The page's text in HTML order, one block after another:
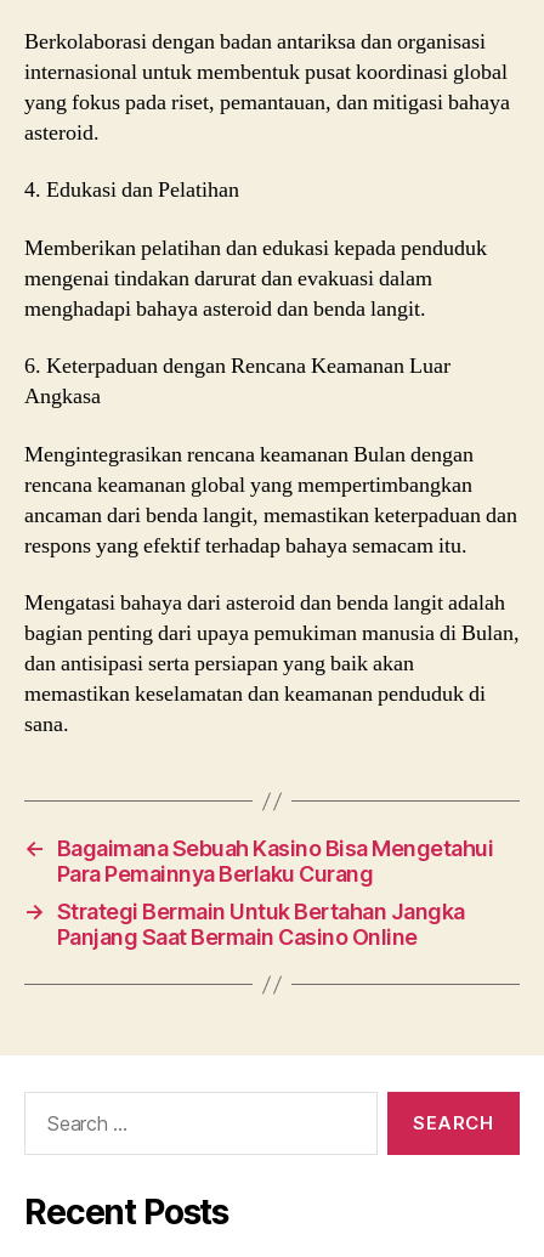
Berkolaborasi dengan badan antariksa dan organisasi
internasional untuk membentuk pusat koordinasi global
yang fokus pada riset, pemantauan, dan mitigasi bahaya
asteroid.
4. Edukasi dan Pelatihan
Memberikan pelatihan dan edukasi kepada penduduk
mengenai tindakan darurat dan evakuasi dalam
menghadapi bahaya asteroid dan benda langit.
6. Keterpaduan dengan Rencana Keamanan Luar
Angkasa
Mengintegrasikan rencana keamanan Bulan dengan
rencana keamanan global yang mempertimbangkan
ancaman dari benda langit, memastikan keterpaduan dan
respons yang efektif terhadap bahaya semacam itu.
Mengatasi bahaya dari asteroid dan benda langit adalah
bagian penting dari upaya pemukiman manusia di Bulan,
dan antisipasi serta persiapan yang baik akan
memastikan keselamatan dan keamanan penduduk di
sana.
←
Bagaimana Sebuah Kasino Bisa Mengetahui
Para Pemainnya Berlaku Curang
→ Strategi Bermain Untuk Bertahan Jangka
Panjang Saat Bermain Casino Online
Recent Posts